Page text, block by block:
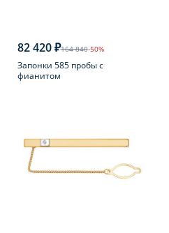
82 420 ₽164 840-50%
Запонки 585 пробы с
фианитом